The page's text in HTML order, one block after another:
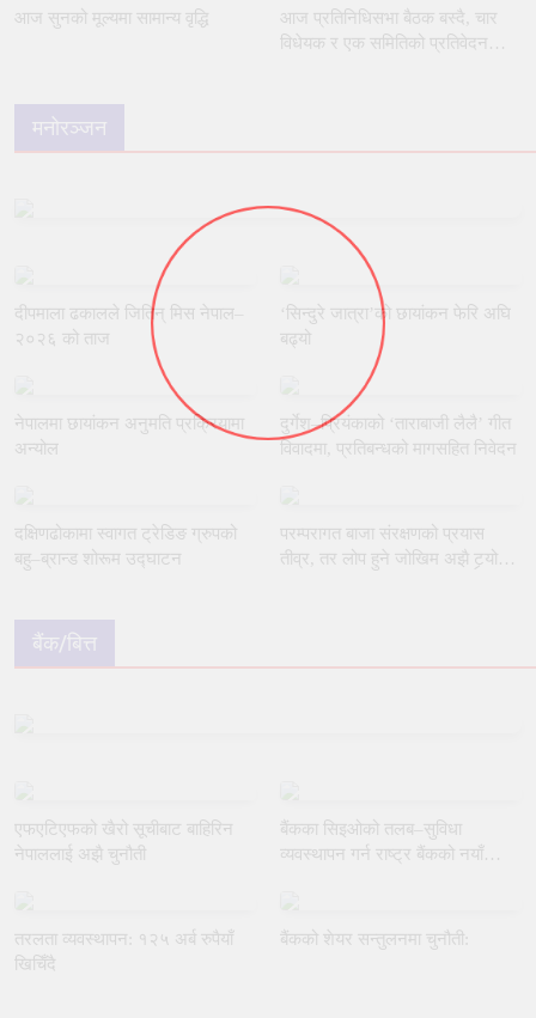
आज सुनको मूल्यमा सामान्य वृद्धि
आज प्रतिनिधिसभा बैठक बस्दै, चार
विधेयक र एक समितिको प्रतिवेदन
मनोरञ्जन
दीपमाला ढकालले जितिन् मिस नेपाल–
२०२६ को ताज
‘सिन्दुरे जात्रा’को छायांकन फेरि अघि
बढ्यो
नेपालमा छायांकन अनुमति प्रक्रियामा
अन्योल
दुर्गेश–प्रियंकाको ‘ताराबाजी लैलै’ गीत
विवादमा, प्रतिबन्धको मागसहित निवेदन
दक्षिणढोकामा स्वागत ट्रेडिङ ग्रुपको
बहु–ब्रान्ड शोरूम उद्घाटन
परम्परागत बाजा संरक्षणको प्रयास
तीव्र, तर लोप हुने जोखिम अझै टर्‍यो
बैंक/बित्त
एफएटिएफको खैरो सूचीबाट बाहिरिन
नेपाललाई अझै चुनौती
बैंकका सिइओको तलब–सुविधा
व्यवस्थापन गर्न राष्ट्र बैंकको नयाँ
तरलता व्यवस्थापन: १२५ अर्ब रुपैयाँ
खिचिँदै
बैंकको शेयर सन्तुलनमा चुनौती: